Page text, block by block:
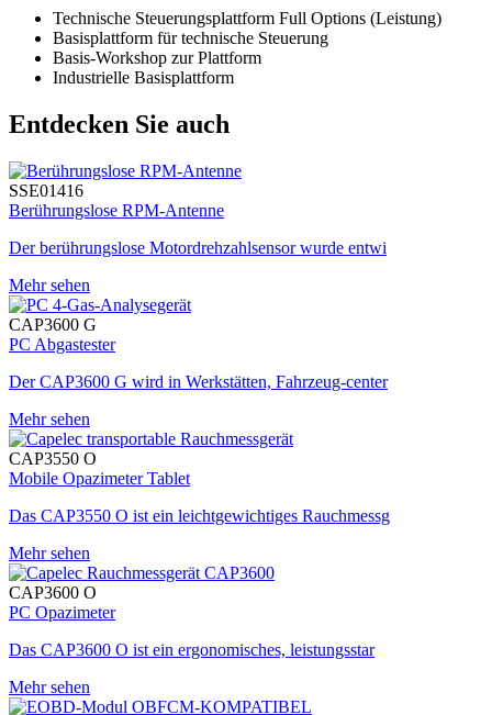
Technische Steuerungsplattform Full Options (Leistung)
Basisplattform für technische Steuerung
Basis-Workshop zur Plattform
Industrielle Basisplattform
Entdecken Sie auch
SSE01416
Berührungslose RPM-Antenne
Der berührungslose Motordrehzahlsensor wurde entwi
Mehr sehen
CAP3600 G
PC Abgastester
Der CAP3600 G wird in Werkstätten, Fahrzeug-center
Mehr sehen
CAP3550 O
Mobile Opazimeter Tablet
Das CAP3550 O ist ein leichtgewichtiges Rauchmessg
Mehr sehen
CAP3600 O
PC Opazimeter
Das CAP3600 O ist ein ergonomisches, leistungsstar
Mehr sehen